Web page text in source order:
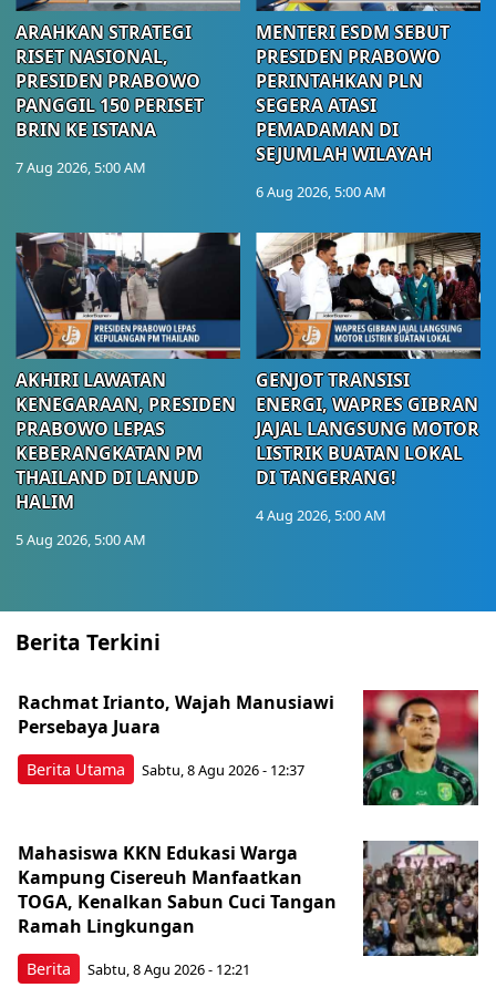
ARAHKAN STRATEGI
RISET NASIONAL,
PRESIDEN PRABOWO
PANGGIL 150 PERISET
BRIN KE ISTANA
7 Aug 2026, 5:00 AM
MENTERI ESDM SEBUT
PRESIDEN PRABOWO
PERINTAHKAN PLN
SEGERA ATASI
PEMADAMAN DI
SEJUMLAH WILAYAH
6 Aug 2026, 5:00 AM
AKHIRI LAWATAN
KENEGARAAN, PRESIDEN
PRABOWO LEPAS
KEBERANGKATAN PM
THAILAND DI LANUD
HALIM
5 Aug 2026, 5:00 AM
GENJOT TRANSISI
ENERGI, WAPRES GIBRAN
JAJAL LANGSUNG MOTOR
LISTRIK BUATAN LOKAL
DI TANGERANG!
4 Aug 2026, 5:00 AM
Berita Terkini
Berita Utama
Rachmat Irianto, Wajah Manusiawi
Persebaya Juara
Sabtu, 8 Agu 2026 - 12:37
Berita
Mahasiswa KKN Edukasi Warga
Kampung Cisereuh Manfaatkan
TOGA, Kenalkan Sabun Cuci Tangan
Ramah Lingkungan
Sabtu, 8 Agu 2026 - 12:21